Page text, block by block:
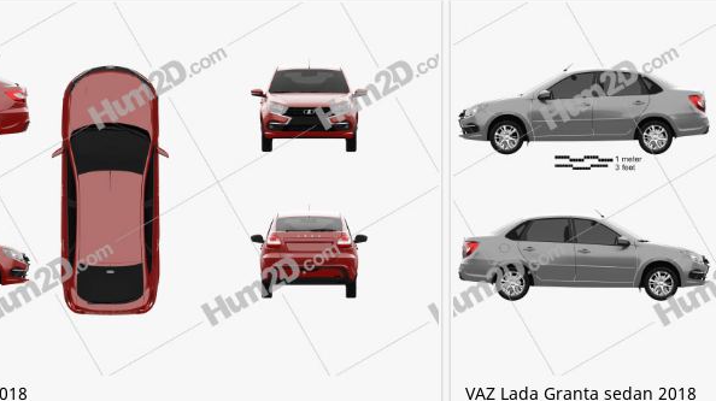
VAZ Lada Granta sedan 2018